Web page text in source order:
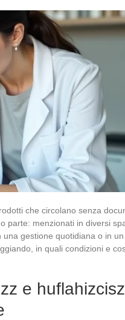
che circolano senza
parte: menzionati in diversi
gestione quotidiana o in
in quali condizioni e
e